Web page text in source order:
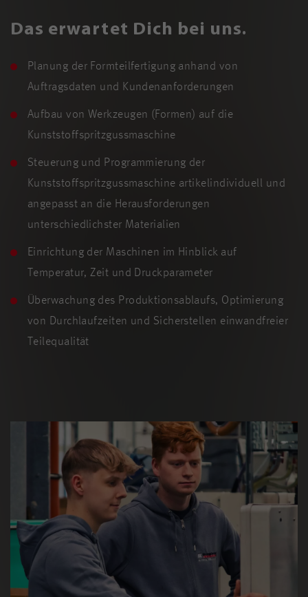
Das erwartet Dich bei uns.
Planung der Formteilfertigung anhand von
Auftragsdaten und Kundenanforderungen
Aufbau von Werkzeugen (Formen) auf die
Kunststoffspritzgussmaschine
Steuerung und Programmierung der
Kunststoffspritzgussmaschine artikelindividuell und
angepasst an die Herausforderungen
unterschiedlichster Materialien
Einrichtung der Maschinen im Hinblick auf
Temperatur, Zeit und Druckparameter
Überwachung des Produktionsablaufs, Optimierung
von Durchlaufzeiten und Sicherstellen einwandfreier
Teilequalität